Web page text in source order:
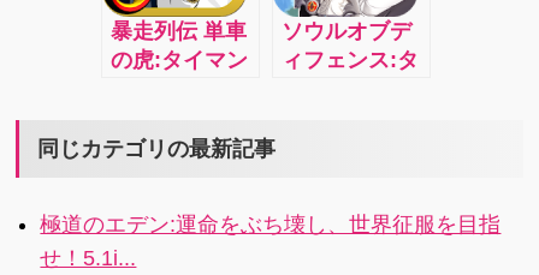
格戦略シミュ
レーション
RTS! 4.4x
新感覚の女性
向けパズル
RPG！3i
く、美少女た
ちが織りなす
御城×育成×タ
暴走列伝 単車
の虎:タイマン
を作ろう!!リア
「抗争」に勝
利し、最高の
ソウルオブデ
ィフェンス:タ
し、ランキン
同じカテゴリの最新記事
極道のエデン:運命をぶち壊し、世界征服を目指
せ！5.1i...